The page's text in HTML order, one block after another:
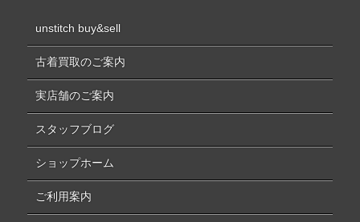
unstitch buy&sell
古着買取のご案内
実店舗のご案内
スタッフブログ
ショップホーム
ご利用案内